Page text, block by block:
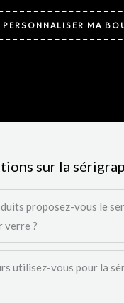
PERSONNALISER MA
sur la
proposez-vous le
verre ?
utilisez-vous pour la